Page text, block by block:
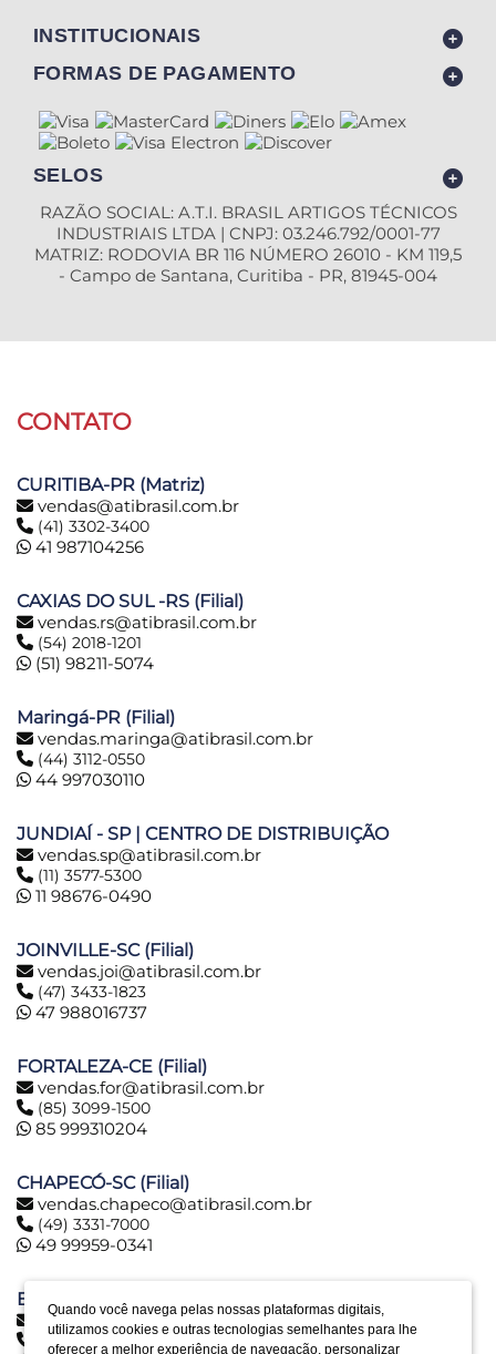
Quando você navega pelas nossas plataformas digitais,
utilizamos cookies e outras tecnologias semelhantes para lhe
oferecer a melhor experiência de navegação, personalizar
INSTITUCIONAIS
FORMAS DE PAGAMENTO
SELOS
RAZÃO SOCIAL: A.T.I. BRASIL ARTIGOS TÉCNICOS
INDUSTRIAIS LTDA | CNPJ: 03.246.792/0001-77
MATRIZ: RODOVIA BR 116 NÚMERO 26010 - KM 119,5
- Campo de Santana, Curitiba - PR, 81945-004
CONTATO
CURITIBA-PR (Matriz)
vendas@atibrasil.com.br
(41) 3302-3400
41 987104256
CAXIAS DO SUL -RS (Filial)
vendas.rs@atibrasil.com.br
(54) 2018-1201
(51) 98211-5074
Maringá-PR (Filial)
vendas.maringa@atibrasil.com.br
(44) 3112-0550
44 997030110
JUNDIAÍ - SP | CENTRO DE DISTRIBUIÇÃO
vendas.sp@atibrasil.com.br
(11) 3577-5300
11 98676-0490
JOINVILLE-SC (Filial)
vendas.joi@atibrasil.com.br
(47) 3433-1823
47 988016737
FORTALEZA-CE (Filial)
vendas.for@atibrasil.com.br
(85) 3099-1500
85 999310204
CHAPECÓ-SC (Filial)
vendas.chapeco@atibrasil.com.br
(49) 3331-7000
49 99959-0341
BELO HORIZONTE-MG (Filial)
vendas.bh@atibrasil.com.br
(31) 2516-6974